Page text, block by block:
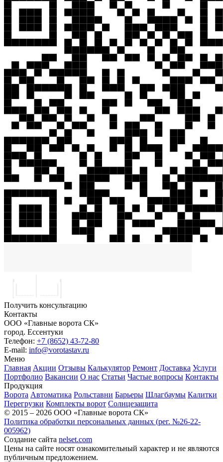
Получить консультацию
Контакты
ООО «Главные ворота СК»
город. Ессентуки
Телефон: +7 (8652) 43-72-80
E-mail: info@vorotastav.ru
Меню
Главная Акции Отзывы Калькулятор Ремонт Доставка Услуги
Портфолио Вакансии О нас Статьи Частые вопросы Контакты
Продукция
Ворота Автоматика Рольставни Барьеры Шлагбаумы Калитки
Перегрузки Комплекты ворот Солнцезащита
© 2015 – 2026 ООО «Главные ворота СК»
Политика обработки персональных данных (рег. №26-22-
005962)
Создание сайта nelset.com
Цены на сайте носят ознакомительный характер и не являются
публичным предложением.